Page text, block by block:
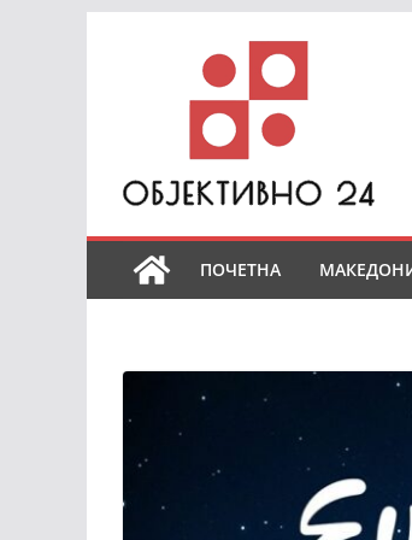
ПОЧЕТНА